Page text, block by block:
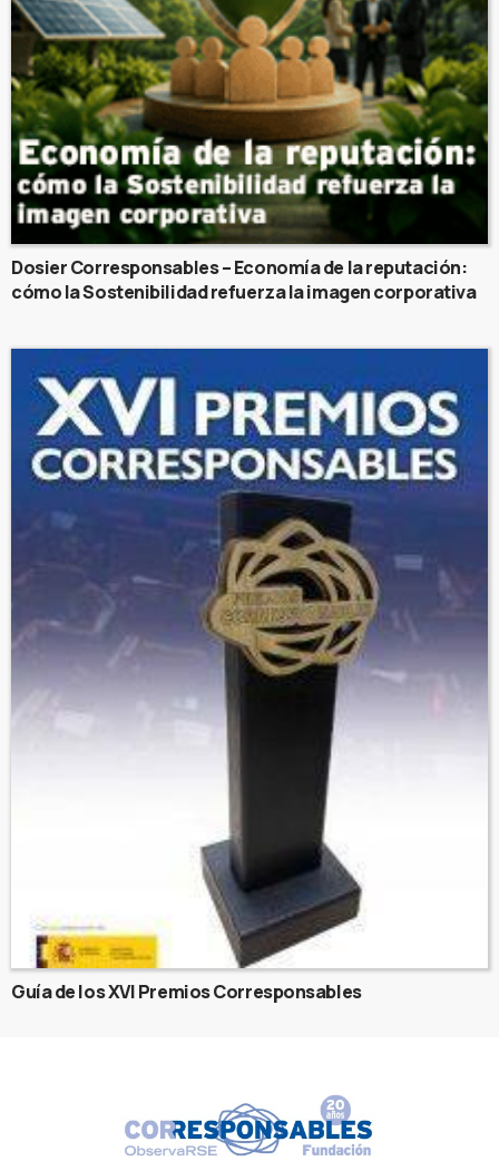
Dosier Corresponsables – Economía de la reputación:
cómo la Sostenibilidad refuerza la imagen corporativa
Guía de los XVI Premios Corresponsables